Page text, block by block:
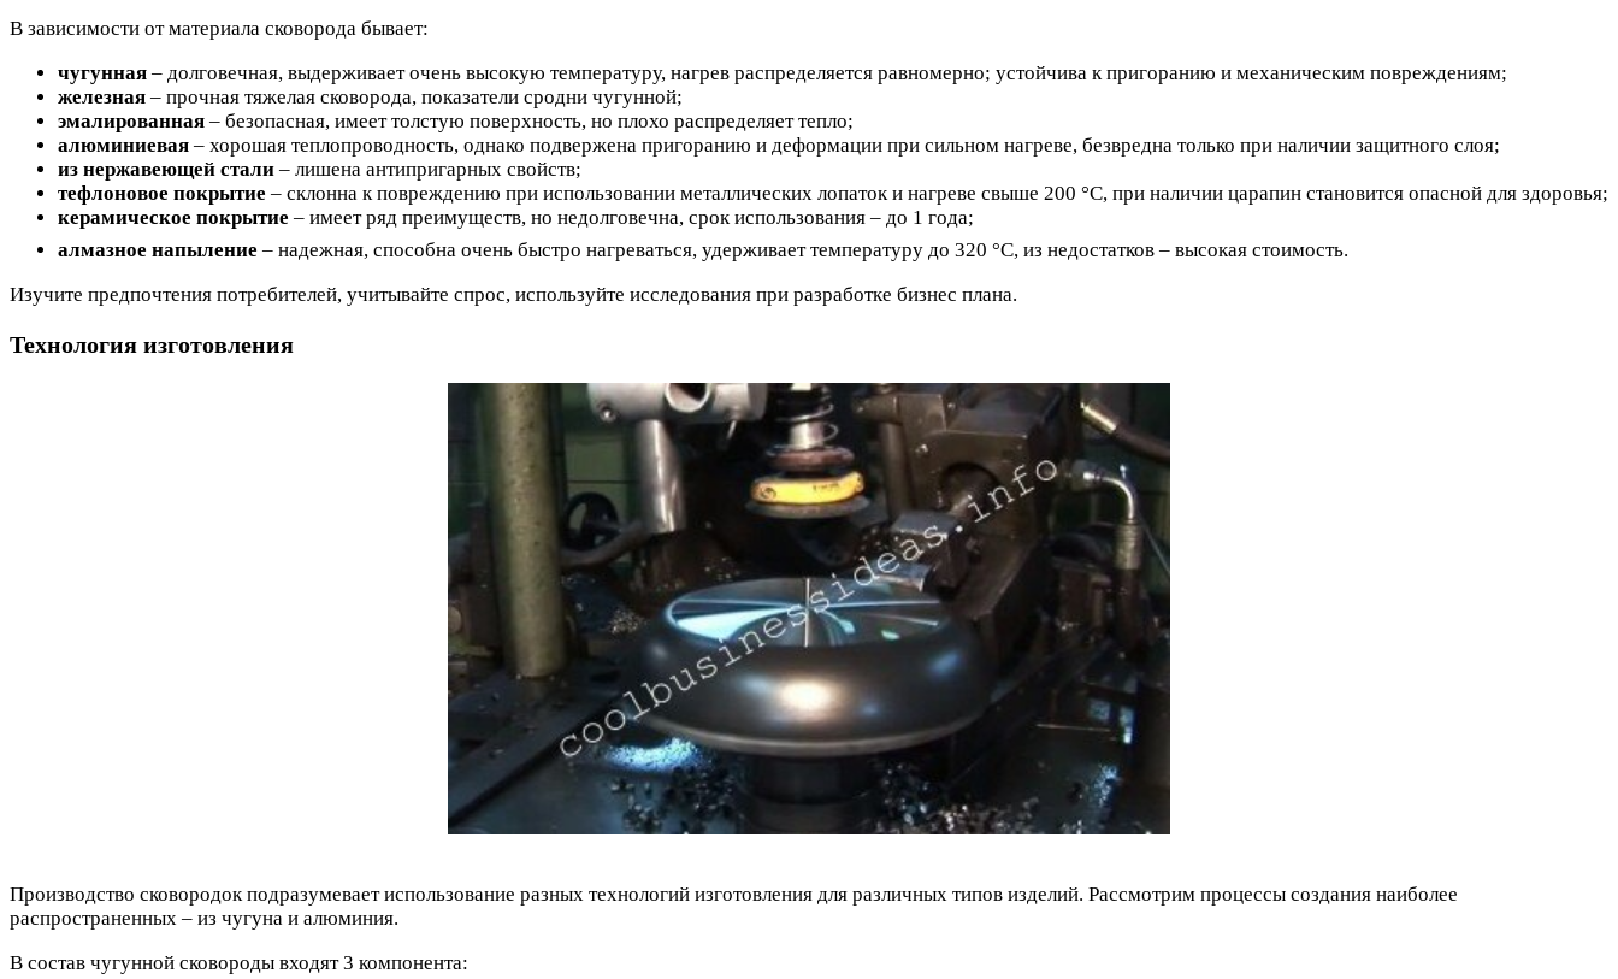
В зависимости от материала сковорода бывает:
чугунная – долговечная, выдерживает очень высокую температуру, нагрев распределяется равномерно; устойчива к пригоранию и механическим повреждениям;
железная – прочная тяжелая сковорода, показатели сродни чугунной;
эмалированная – безопасная, имеет толстую поверхность, но плохо распределяет тепло;
алюминиевая – хорошая теплопроводность, однако подвержена пригоранию и деформации при сильном нагреве, безвредна только при наличии защитного слоя;
из нержавеющей стали – лишена антипригарных свойств;
тефлоновое покрытие – склонна к повреждению при использовании металлических лопаток и нагреве свыше 200 °С, при наличии царапин становится опасной для здоровья;
керамическое покрытие – имеет ряд преимуществ, но недолговечна, срок использования – до 1 года;
алмазное напыление – надежная, способна очень быстро нагреваться, удерживает температуру до 320 °С, из недостатков – высокая стоимость.
Изучите предпочтения потребителей, учитывайте спрос, используйте исследования при разработке бизнес плана.
Технология изготовления
Производство сковородок подразумевает использование разных технологий изготовления для различных типов изделий. Рассмотрим процессы создания наиболее
распространенных – из чугуна и алюминия.
В состав чугунной сковороды входят 3 компонента: